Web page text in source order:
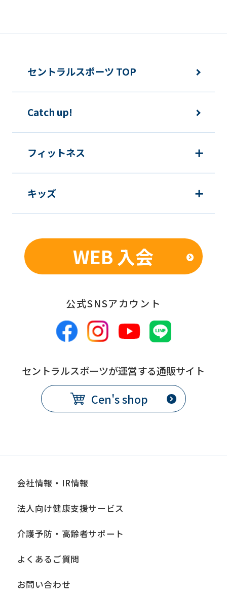
メンバーは、住所または連絡先等に変更
各種届出制度について
提
限
効
翌月1日から
別途、休会費をクラブで定め
る
出
各月10日
日
翌月1日から
考
別途、手数料が必要
退会
提
出
セントラルスポーツ TOP
Catch up!
フィットネス
キッズ
WEB 入会
公式SNSアカウント
セントラルスポーツが運営する通販サイト
Cen's shop
会社情報・IR情報
法人向け健康支援サービス
介護予防・高齢者サポート
よくあるご質問
お問い合わせ